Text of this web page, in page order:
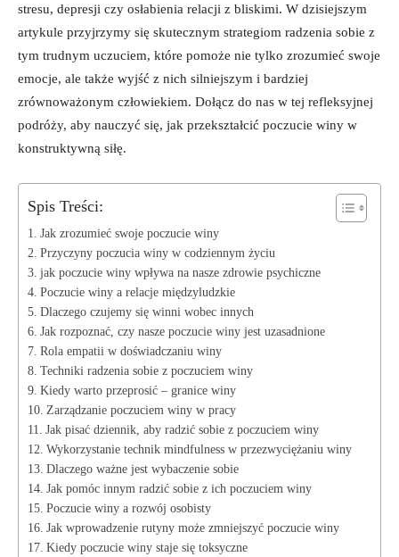
stresu, depresji czy osłabienia relacji z⁣ bliskimi. W dzisiejszym⁢
artykule ⁢przyjrzymy się skutecznym strategiom radzenia sobie ⁣z
tym ‌trudnym uczuciem, które ‌pomoże nie tylko⁢ zrozumieć swoje
‌emocje, ale także wyjść z nich silniejszym i bardziej
zrównoważonym człowiekiem. Dołącz do‍ nas w tej refleksyjnej‌
podróży, aby nauczyć się, jak przekształcić poczucie winy w
⁤konstruktywną​ siłę.
Spis Treści:
Jak zrozumieć swoje poczucie​ winy
Przyczyny poczucia winy w codziennym życiu
jak⁢ poczucie winy wpływa na ⁤nasze zdrowie ⁣psychiczne
Poczucie winy a relacje międzyludzkie
Dlaczego czujemy się winni wobec innych
Jak rozpoznać, ‍czy nasze poczucie ⁣winy⁣ jest uzasadnione
Rola empatii w ⁢doświadczaniu winy
Techniki radzenia sobie z‌ poczuciem‍ winy
Kiedy warto​ przeprosić – granice winy
Zarządzanie poczuciem‍ winy ‌w pracy
Jak pisać dziennik, aby radzić sobie z⁣ poczuciem winy
Wykorzystanie technik mindfulness w przezwyciężaniu winy
Dlaczego ważne‌ jest wybaczenie sobie
Jak⁤ pomóc⁢ innym radzić sobie z ich poczuciem‍ winy
Poczucie winy a rozwój osobisty
Jak wprowadzenie ⁤rutyny może zmniejszyć ‌poczucie winy
Kiedy poczucie winy staje się toksyczne